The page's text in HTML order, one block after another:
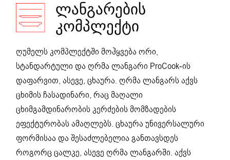
ᲚᲐᲜᲒᲐᲠᲔᲑᲘᲡ
ᲙᲝᲛᲞᲚᲔᲥᲢᲘ
ღუმელს კომპლექტში მოჰყვება ორი,
სტანდარტული და ღრმა ლანგარი ProCook-ის
დაფარვით, ასევე, ცხაურა. ღრმა ლანგარს აქვს
ცხიმის ჩასადინარი, რაც მაღალი
ცხიმგამდინარობის კერძების მომზადების
ეფექტურობას ამაღლებს. ცხაურა უნივერსალური
ფორმისაა და შესაძლებელია განთავსდეს
როგორც ცალკე, ასევე ღრმა ლანგარში. აქვს